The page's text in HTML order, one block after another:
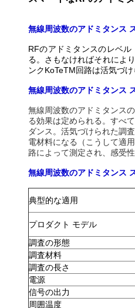
無線周波数のアドミタンス
RFのアドミタンスのレベ
る。さもなければそれによ
ンクKoTeTM回路は活気づ
無線周波数のアドミタンス
無線周波数のアドミタンス
る効果は定められる。すべ
ダンス。活気づけられた調
電材料になる（こうして適
路によって測定され、感受
無線周波数のアドミタンス
典型的な適用
プロダクト モデル
調査の形態
調査材料
調査の長さ
電源
信号の出力
周囲温度